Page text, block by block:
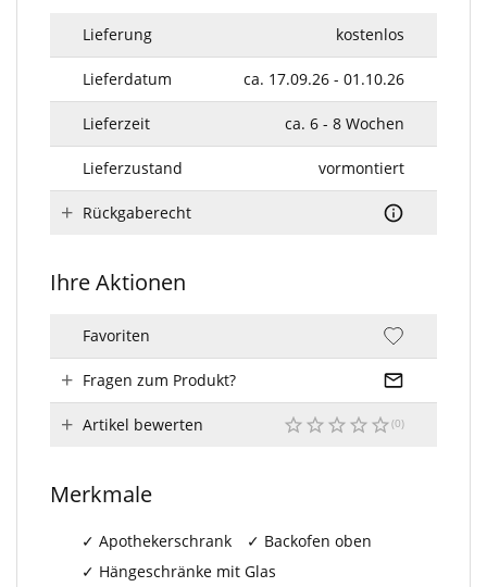
Lieferung kostenlos
Lieferdatum ca. 17.09.26 - 01.10.26
Lieferzeit ca. 6 - 8 Wochen
Lieferzustand vormontiert
Rückgaberecht
Ihre Aktionen
Favoriten
Fragen zum Produkt?
Artikel bewerten
Merkmale
Apothekerschrank
Backofen oben
Hängeschränke mit Glas